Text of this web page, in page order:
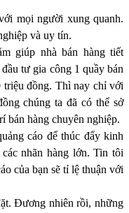
mọi người xung quanh.
và uy tín.
giúp nhà bán hàng tiết
tư gia công 1 quầy bán
triệu đồng. Thì nay chỉ với
chúng ta đã có thể sở
bán hàng chuyên nghiệp.
cáo để thúc đẩy kinh
nhãn hàng lớn. Tin tôi
của bạn sẽ tỉ lệ thuận với
Đương nhiên rồi, những